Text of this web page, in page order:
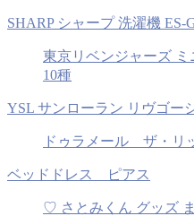
SHARP シャープ 洗濯機 ES-
東京リベンジャーズ
10種
YSL サンローラン リヴゴー
ドゥラメール ザ・リ
ベッドドレス ピアス
♡ さとみくん グッズ